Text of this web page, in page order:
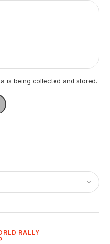
is being collected and stored.
RALLY